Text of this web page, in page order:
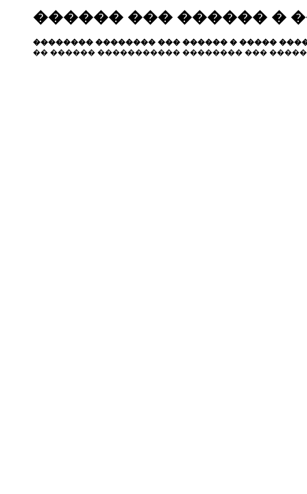
������ ��� ������ �
�������� �������� ��� ������ � �����
�� ������ ����������� �������� ���